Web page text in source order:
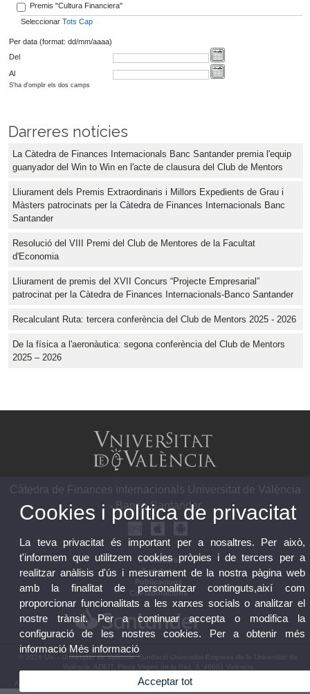
Premis "Cultura Financiera"
Seleccionar Tots Cap
Per data (format: dd/mm/aaaa)
Del
Al
S'ha d'omplir els dos camps
Darreres notícies
La Càtedra de Finances Internacionals Banc Santander premia l'equip
guanyador del Win to Win en l'acte de clausura del Club de Mentors
Lliurament dels Premis Extraordinaris i Millors Expedients de Grau i
Màsters patrocinats per la Càtedra de Finances Internacionals Banc
Santander
Resolució del VIII Premi del Club de Mentores de la Facultat
d'Economia
Lliurament de premis del XVII Concurs “Projecte Empresarial”
patrocinat per la Càtedra de Finances Internacionals-Banco Santander
Recalculant Ruta: tercera conferència del Club de Mentors 2025 - 2026
De la física a l'aeronàutica: segona conferència del Club de Mentors
2025 – 2026
Càtedra de Finances internacionals Universitat de València
- Banco Santander
La Càtedra
Activitats
Publicacions
Col·laboracions
© 2026 UV. - Universitat de València. Fundació Universitat-Empresa de la Universitat de
València, ADEIT. Plaza Virgen de la Paz, 3. 46001 València
Avís legal Política privacitat|Cookies|Transparència
Cookies i política de privacitat
La teva privacitat és important per a nosaltres. Per això,
t'informem que utilitzem cookies pròpies i de tercers per a
realitzar anàlisis d'ús i mesurament de la nostra pàgina web
amb la finalitat de personalitzar continguts,així com
proporcionar funcionalitats a les xarxes socials o analitzar el
nostre trànsit. Per a continuar accepta o modifica la
configuració de les nostres cookies. Per a obtenir més
informació Més informació
Acceptar tot